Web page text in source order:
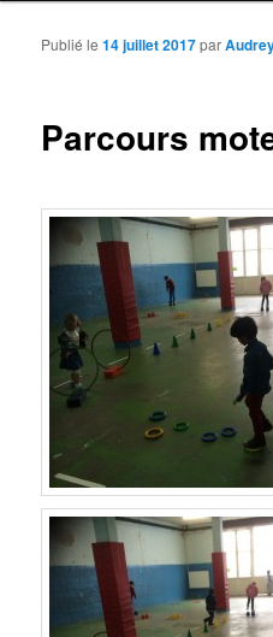
Parcours
Publié le14 juillet 2017par